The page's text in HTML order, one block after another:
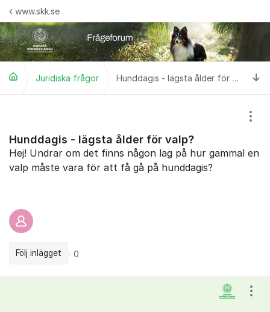
Hoppa till innehåll
www.skk.se
Juridiska frågor Hunddagis - lägsta ålder för valp?
Hunddagis - lägsta ålder för valp?
Hej! Undrar om det finns någon lag på hur gammal en
valp måste vara för att få gå på hunddagis?
Följ inlägget 0